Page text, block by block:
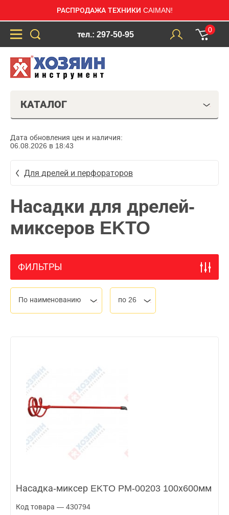
РАСПРОДАЖА ТЕХНИКИ CAIMAN!
тел.: 297-50-95
0
КАТАЛОГ
Дата обновления цен и наличия:
06.08.2026 в 18:43
Для дрелей и перфораторов
Насадки для дрелей-
миксеров EKTO
ФИЛЬТРЫ
По наименованию по 26
Насадка-миксер EKTO PM-00203 100х600мм
Код товара — 430794